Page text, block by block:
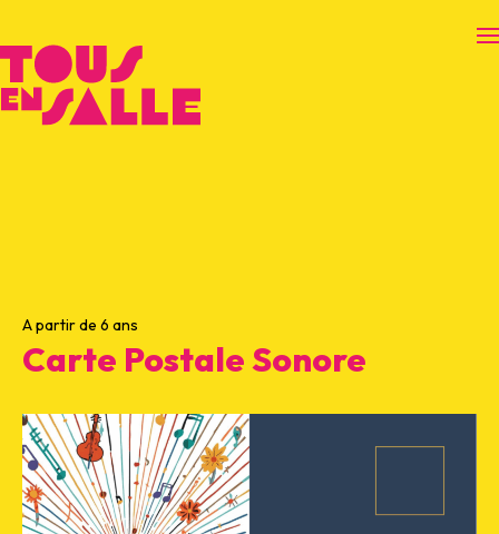
A partir de 6 ans
Carte Postale Sonore